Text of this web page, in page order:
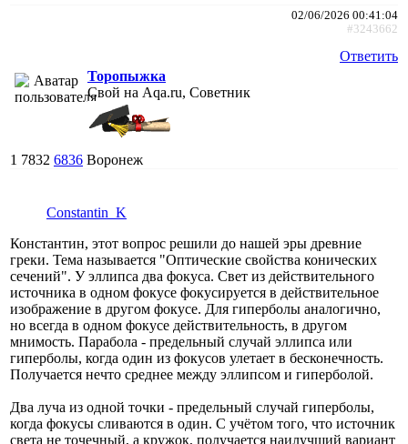
02/06/2026 00:41:04
#3243662
Ответить
Торопыжка
Свой на Aqa.ru, Советник
1 7832 6836 Воронеж
Constantin_K
Константин, этот вопрос решили до нашей эры древние
греки. Тема называется "Оптические свойства конических
сечений". У эллипса два фокуса. Свет из действительного
источника в одном фокусе фокусируется в действительное
изображение в другом фокусе. Для гиперболы аналогично,
но всегда в одном фокусе действительность, в другом
мнимость. Парабола - предельный случай эллипса или
гиперболы, когда один из фокусов улетает в бесконечность.
Получается нечто среднее между эллипсом и гиперболой.
Два луча из одной точки - предельный случай гиперболы,
когда фокусы сливаются в один. С учётом того, что источник
света не точечный, а кружок, получается наилучший вариант